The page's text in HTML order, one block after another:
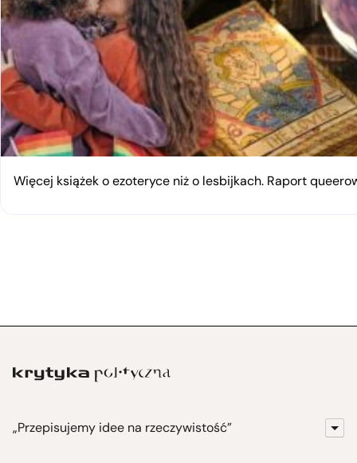
Więcej książek o ezoteryce niż o lesbijkach. Raport
„Przepisujemy idee na rzeczywistość”